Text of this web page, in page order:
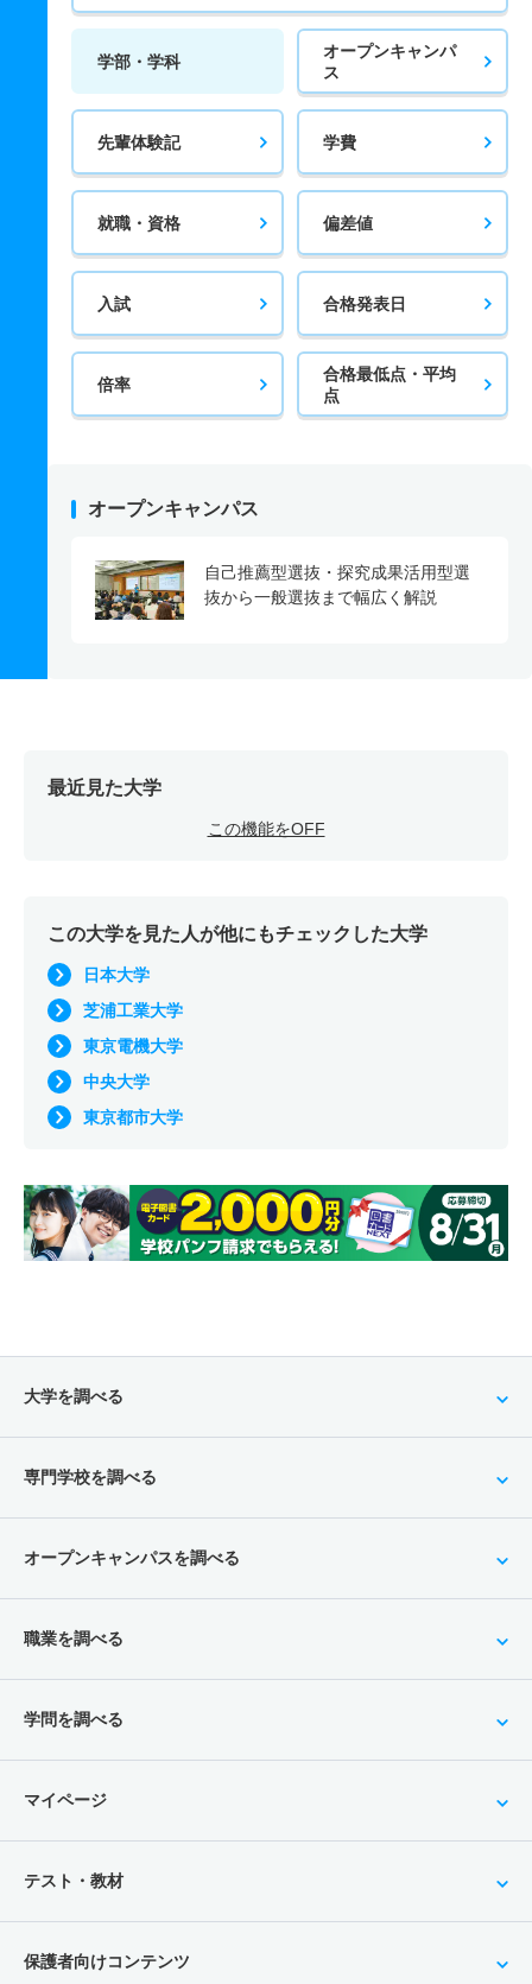
学部・学科
オープンキャンパ
ス
先輩体験記 学費
就職・資格 偏差値
入試 合格発表日
倍率
合格最低点・平均
点
オープンキャンパス
自己推薦型選抜・探究成果活用型選
抜から一般選抜まで幅広く解説
最近見た大学
この機能をOFF
この大学を見た人が他にもチェックした大学
日本大学
芝浦工業大学
東京電機大学
中央大学
東京都市大学
大学を調べる
専門学校を調べる
オープンキャンパスを調べる
職業を調べる
学問を調べる
マイページ
テスト・教材
保護者向けコンテンツ